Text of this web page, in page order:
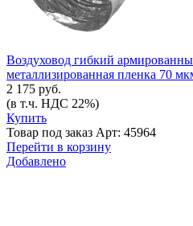
Воздуховод гибкий
металлизированная пленка 70
2 175 руб.
(в т.ч. НДС 22%)
Купить
Товар под заказ Арт: 45964
Перейти в корзину
Добавлено